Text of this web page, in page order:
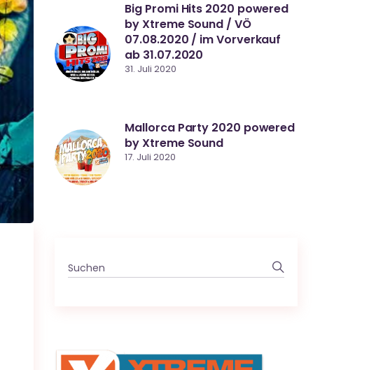
Big Promi Hits 2020 powered
by Xtreme Sound / VÖ
07.08.2020 / im Vorverkauf
ab 31.07.2020
31. Juli 2020
Mallorca Party 2020 powered
by Xtreme Sound
17. Juli 2020
Search
for: